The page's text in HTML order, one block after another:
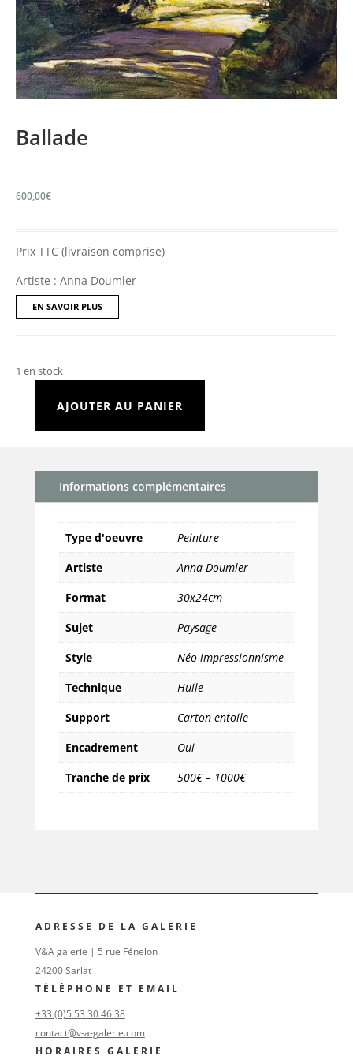
Ballade
600,00€
Prix TTC (livraison comprise)
Artiste : Anna Doumler
EN SAVOIR PLUS
1 en stock
quantité
AJOUTER AU PANIER
Informations complémentaires
Type d'oeuvre
Peinture
Artiste
Anna Doumler
Format
30x24cm
Sujet
Paysage
Style
Néo-impressionnisme
Technique
Huile
Support
Carton entoile
Encadrement
Oui
Tranche de prix
500€ – 1000€
ADRESSE DE LA GALERIE
V&A galerie | 5 rue Fénelon
24200 Sarlat
TÉLÉPHONE ET EMAIL
+33 (0)5 53 30 46 38
contact@v-a-galerie.com
HORAIRES GALERIE